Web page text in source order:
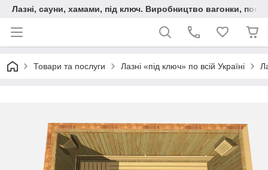
Лазні, сауни, хамами, під ключ. Виробництво вагонки,
Товари та послуги Лазні «під ключ» по всій Україні